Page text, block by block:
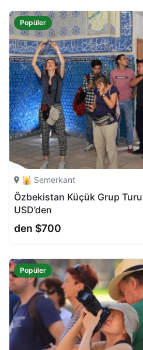
Popüler
🕌 Semerkant
Özbekistan Küçük Grup
USD’den
den $700
Popüler